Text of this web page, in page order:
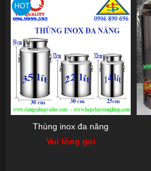
HOT
Thùng inox đa năng
Vui lòng gọi